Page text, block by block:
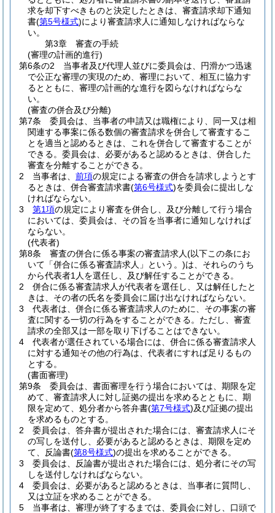
求を却下すべきものと決定したときは、審査請求却下通知
書(第5号様式)により審査請求人に通知しなければならな
い。
第3章
審査の手続
(審理の計画的進行)
第6条の2
当事者及び代理人並びに委員会は、円滑かつ迅速
で公正な審理の実現のため、審理において、相互に協力す
るとともに、審理の計画的な進行を図らなければならな
い。
(審査の併合及び分離)
第7条
委員会は、当事者の申請又は職権により、同一又は相
関連する事案に係る数個の審査請求を併合して審査するこ
とを適当と認めるときは、これを併合して審査することが
できる。 委員会は、必要があると認めるときは、併合した
審査を分離することができる。
2
当事者は、 前項の規定による審査の併合を請求しようとす
るときは、併合審査請求書(第6号様式)を委員会に提出しな
ければならない。
3
第1項の規定により審査を併合し、及び分離して行う場合
においては、委員会は、その旨を当事者に通知しなければ
ならない。
(代表者)
第8条
審査の併合に係る事案の審査請求人(以下この条にお
いて「併合に係る審査請求人」という。)は、それらのうち
から代表者1人を選任し、及び解任することができる。
2
併合に係る審査請求人が代表者を選任し、又は解任したと
きは、その者の氏名を委員会に届け出なければならない。
3
代表者は、併合に係る審査請求人のために、その事案の審
査に関する一切の行為をすることができる。 ただし、審査
請求の全部又は一部を取り下げることはできない。
4
代表者が選任されている場合には、併合に係る審査請求人
に対する通知その他の行為は、代表者にすれば足りるもの
とする。
(書面審理)
第9条
委員会は、書面審理を行う場合においては、期限を定
めて、審査請求人に対し証拠の提出を求めるとともに、期
限を定めて、処分者から答弁書(第7号様式)及び証拠の提出
を求めるものとする。
2
委員会は、答弁書が提出された場合には、審査請求人にそ
の写しを送付し、必要があると認めるときは、期限を定め
て、反論書(第8号様式)の提出を求めることができる。
3
委員会は、反論書が提出された場合には、処分者にその写
しを送付しなければならない。
4
委員会は、必要があると認めるときは、当事者に質問し、
又は立証を求めることができる。
5
当事者は、審理が終了するまでは、委員会に対し、口頭で